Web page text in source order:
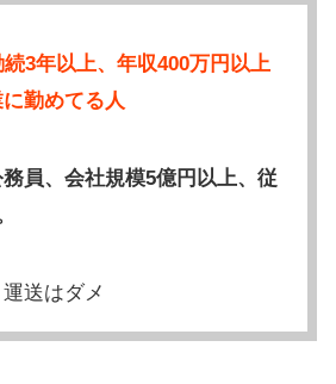
3年以上、年収400万円以上
勤めてる人
員、会社規模5億円以上、従
送はダメ